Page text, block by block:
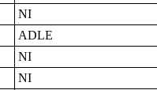
NI
ADLE
NI
NI